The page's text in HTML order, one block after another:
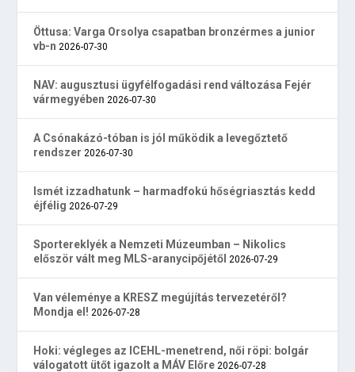
Öttusa: Varga Orsolya csapatban bronzérmes a junior
vb-n 2026-07-30
NAV: augusztusi ügyfélfogadási rend változása Fejér
vármegyében 2026-07-30
A Csónakázó-tóban is jól működik a levegőztető
rendszer 2026-07-30
Ismét izzadhatunk – harmadfokú hőségriasztás kedd
éjfélig 2026-07-29
Sportereklyék a Nemzeti Múzeumban – Nikolics
először vált meg MLS-aranycipőjétől 2026-07-29
Van véleménye a KRESZ megújítás tervezetéről?
Mondja el! 2026-07-28
Hoki: végleges az ICEHL-menetrend, női röpi: bolgár
válogatott ütőt igazolt a MÁV Előre 2026-07-28